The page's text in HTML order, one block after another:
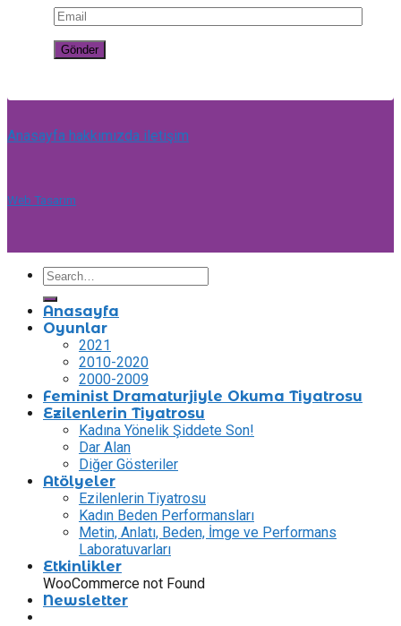
Anasayfa hakkımızda iletişim
Web Tasarım
Anasayfa
Oyunlar
2021
2010-2020
2000-2009
Feminist Dramaturjiyle Okuma Tiyatrosu
Ezilenlerin Tiyatrosu
Kadına Yönelik Şiddete Son!
Dar Alan
Diğer Gösteriler
Atölyeler
Ezilenlerin Tiyatrosu
Kadın Beden Performansları
Metin, Anlatı, Beden, İmge ve Performans
Laboratuvarları
Etkinlikler
WooCommerce not Found
Newsletter